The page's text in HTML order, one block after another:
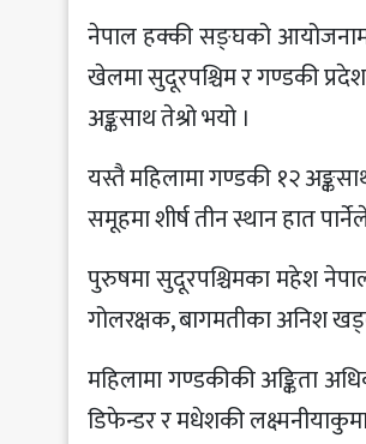
नेपाल हक्की सङ्घको आयोजनामा
खेलमा सुदूरपश्चिम र गण्डकी
अङ्कसाथ तेश्रो भयो ।
यस्तै महिलामा गण्डकी १२
समूहमा शीर्ष तीन स्थान हात
पुरुषमा सुदूरपश्चिमका महेश
गोलरक्षक, बागमतीका अनिश
महिलामा गण्डकीकी अङ्किता
डिफेन्डर र मधेशकी